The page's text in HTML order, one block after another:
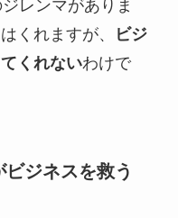
レンマがありま
くれますが、
ビジ
くれないわけで
ジネスを救う